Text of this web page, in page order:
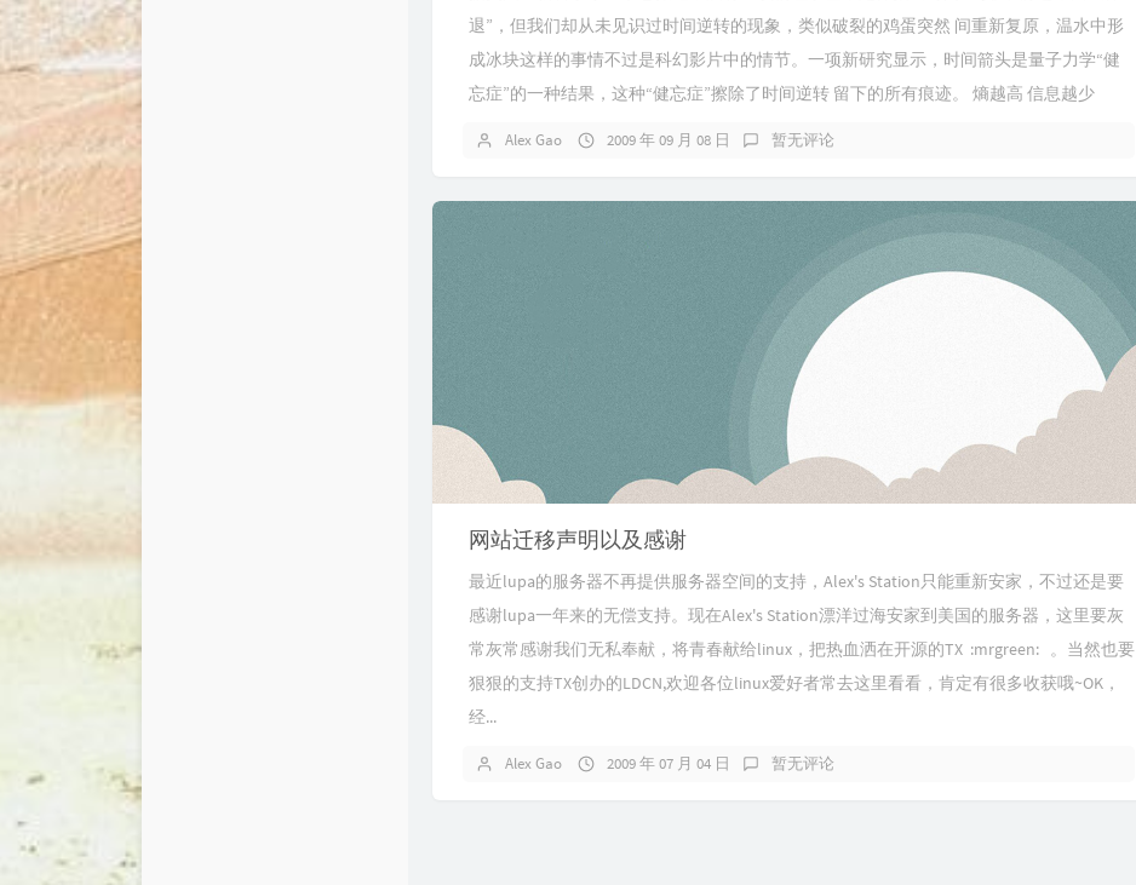
退”，但我们却从未见识过时间逆转的现象，类似破裂的鸡蛋突然 间重新复原，温水中形
成冰块这样的事情不过是科幻影片中的情节。一项新研究显示，时间箭头是量子力学“健
忘症”的一种结果，这种“健忘症”擦除了时间逆转 留下的所有痕迹。 熵越高 信息越少
Alex Gao 2009 年 09 月 08 日 暂无评论
网站迁移声明以及感谢
最近lupa的服务器不再提供服务器空间的支持，Alex's Station只能重新安家，不过还是要
感谢lupa一年来的无偿支持。现在Alex's Station漂洋过海安家到美国的服务器，这里要灰
常灰常感谢我们无私奉献，将青春献给linux，把热血洒在开源的TX :mrgreen: 。当然也要
狠狠的支持TX创办的LDCN,欢迎各位linux爱好者常去这里看看，肯定有很多收获哦~OK，
经...
Alex Gao 2009 年 07 月 04 日 暂无评论